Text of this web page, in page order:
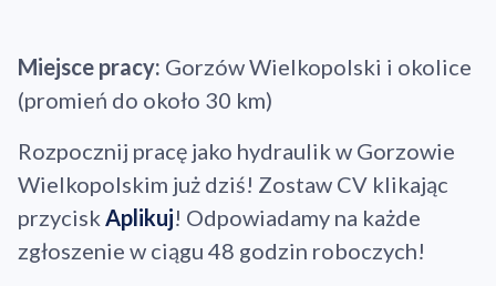
Miejsce pracy: Gorzów Wielkopolski i okolice
(promień do około 30 km)
Rozpocznij pracę jako hydraulik w Gorzowie
Wielkopolskim już dziś! Zostaw CV klikając
przycisk Aplikuj! Odpowiadamy na każde
zgłoszenie w ciągu 48 godzin roboczych!